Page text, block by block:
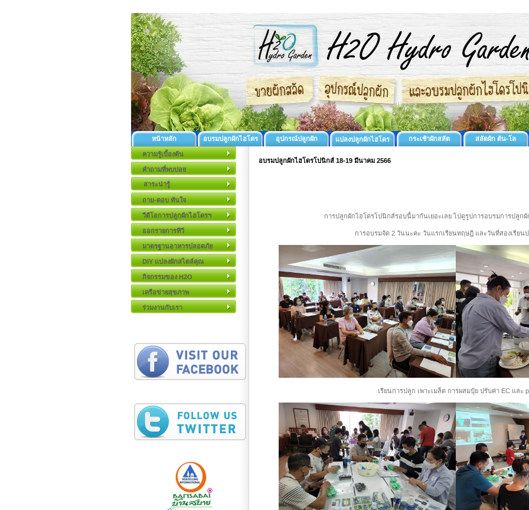
หน้าหลัก อบรมปลูกผักไฮโดร อุปกรณ์ปลูกผัก แปลงปลูกผักไฮโดร กระเช้าผักสลัด สลัดผัก ต้น-โล
ความรู้เบื้องต้น
คำถามที่พบบ่อย
สาระน่ารู้
ถาม-ตอบ ทันใจ
วีดีโอการปลูกผักไฮโดรฯ
ออกรายการทีวี
มาตรฐานอาหารปลอดภัย
DIY แปลงผักสไตล์คุณ
กิจกรรมของ H2O
เครือข่ายสุขภาพ
ร่วมงานกับเรา
อบรมปลูกผักไฮโดรโปนิกส์ 18-19 มีนาคม 2566
การปลูกผักไฮโดรโปนิกส์รอบนี้มากันเยอะเลย ไปดูรูปการอบรมการปลูก
การอบรมจัด 2 วันนะคะ วันแรกเรียนทฤษฎี และวันที่สองเรียน
เรียนการปลูก เพาะเมล็ด การผสมปุ๋ย ปรับค่า EC และ